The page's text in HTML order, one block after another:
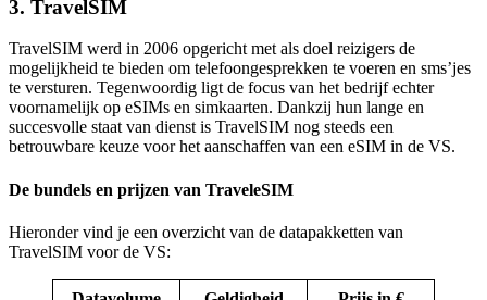
3. TravelSIM
TravelSIM werd in 2006 opgericht met als doel reizigers de
mogelijkheid te bieden om telefoongesprekken te voeren en sms’jes
te versturen. Tegenwoordig ligt de focus van het bedrijf echter
voornamelijk op eSIMs en simkaarten. Dankzij hun lange en
succesvolle staat van dienst is TravelSIM nog steeds een
betrouwbare keuze voor het aanschaffen van een eSIM in de VS.
De bundels en prijzen van TraveleSIM
Hieronder vind je een overzicht van de datapakketten van
TravelSIM voor de VS: